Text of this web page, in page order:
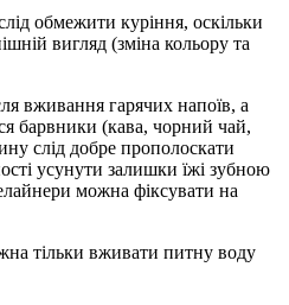
обмежити куріння, оскільки
вигляд (зміна кольору та
вживання гарячих напоїв, а
барвники (кава, чорний чай,
слід добре прополоскати
усунути залишки їжі зубною
можна фіксувати на
тільки вживати питну воду